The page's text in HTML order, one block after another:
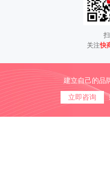
关注快
建立自己的品
立即咨询